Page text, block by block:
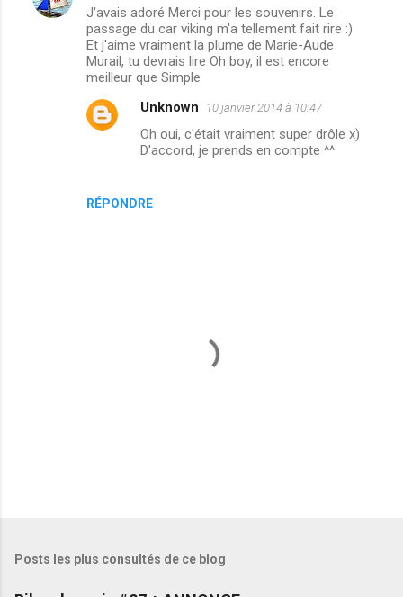
n
J'avais adoré Merci pour les souvenirs. Le
passage du car viking m'a tellement fait rire :)
Et j'aime vraiment la plume de Marie-Aude
Murail, tu devrais lire Oh boy, il est encore
meilleur que Simple
RÉPONDRE
Unknown 10 janvier 2014 à 10:47
Oh oui, c'était vraiment super drôle x)
D'accord, je prends en compte ^^
e
Posts les plus consultés de ce blog